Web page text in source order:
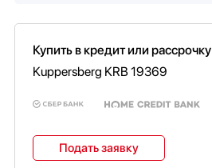
Купить в кредит или рассрочку
Kuppersberg KRB 19369
Подать заявку